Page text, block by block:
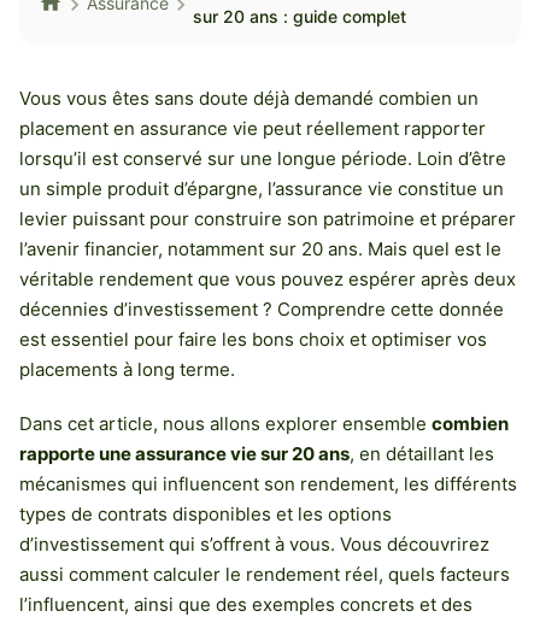
sur 20 ans : guide complet
Vous vous êtes sans doute déjà demandé combien un
placement en assurance vie peut réellement rapporter
lorsqu’il est conservé sur une longue période. Loin d’être
un simple produit d’épargne, l’assurance vie constitue un
levier puissant pour construire son patrimoine et préparer
l’avenir financier, notamment sur 20 ans. Mais quel est le
véritable rendement que vous pouvez espérer après deux
décennies d’investissement ? Comprendre cette donnée
est essentiel pour faire les bons choix et optimiser vos
placements à long terme.
Dans cet article, nous allons explorer ensemble combien
rapporte une assurance vie sur 20 ans, en détaillant les
mécanismes qui influencent son rendement, les différents
types de contrats disponibles et les options
d’investissement qui s’offrent à vous. Vous découvrirez
aussi comment calculer le rendement réel, quels facteurs
l’influencent, ainsi que des exemples concrets et des